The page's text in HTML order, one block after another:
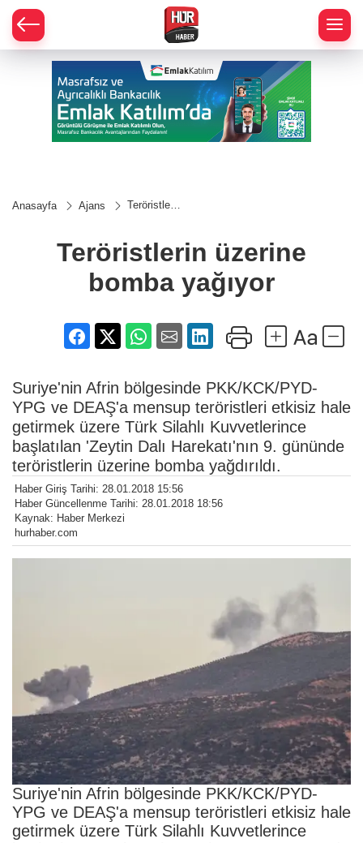
Anasayfa Ajans
Teröristlerin
yağıyor
Teröristlerin üzerine
bomba yağıyor
Suriye'nin Afrin bölgesinde PKK/KCK/PYD-
YPG ve DEAŞ'a mensup teröristleri etkisiz hale
getirmek üzere Türk Silahlı Kuvvetlerince
başlatılan 'Zeytin Dalı Harekatı'nın 9. gününde
teröristlerin üzerine bomba yağdırıldı.
Haber Giriş Tarihi: 28.01.2018 15:56
Haber Güncellenme Tarihi: 28.01.2018 18:56
Kaynak: Haber Merkezi
hurhaber.com
Suriye'nin Afrin bölgesinde PKK/KCK/PYD-
YPG ve DEAŞ'a mensup teröristleri etkisiz hale
getirmek üzere Türk Silahlı Kuvvetlerince